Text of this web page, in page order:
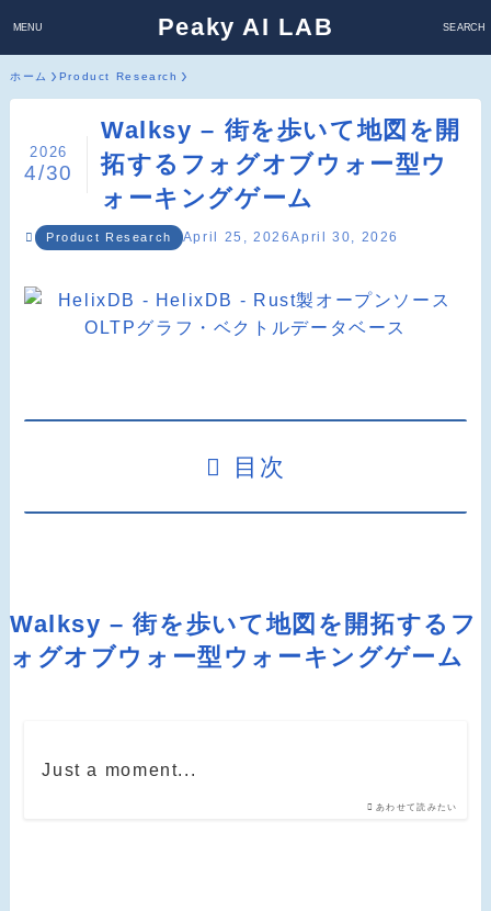
Peaky AI LAB SEARCH
MENU
ホーム Product Research
Walksy – 街を歩いて地図を開
拓するフォグオブウォー型ウ
ォーキングゲーム
2026
4/30
Product Research April 25, 2026April 30, 2026
目次
Walksy – 街を歩いて地図を開拓するフ
ォグオブウォー型ウォーキングゲーム
あわせて読みたい
Just a moment...